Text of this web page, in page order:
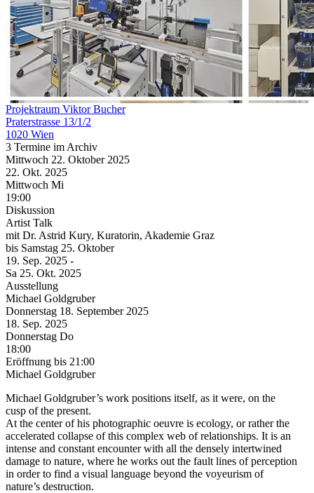
Projektraum Viktor Bucher
Praterstrasse 13/1/2
1020 Wien
3 Termine im Archiv
Mittwoch 22. Oktober 2025
22. Okt. 2025
Mittwoch Mi
19:00
Diskussion
Artist Talk
mit Dr. Astrid Kury, Kuratorin, Akademie Graz
bis Samstag 25. Oktober
19. Sep. 2025 -
Sa 25. Okt. 2025
Ausstellung
Michael Goldgruber
Donnerstag 18. September 2025
18. Sep. 2025
Donnerstag Do
18:00
Eröffnung bis 21:00
Michael Goldgruber
Michael Goldgruber’s work positions itself, as it were, on the
cusp of the present.
At the center of his photographic oeuvre is ecology, or rather the
accelerated collapse of this complex web of relationships. It is an
intense and constant encounter with all the densely intertwined
damage to nature, where he works out the fault lines of perception
in order to find a visual language beyond the voyeurism of
nature’s destruction.